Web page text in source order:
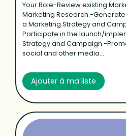
Your Role-Review existing
Marketing Research.-
a Marketing Strategy and
Participate in the launch/
Strategy and Campaign.-
social and other media....
Ajouter à ma liste